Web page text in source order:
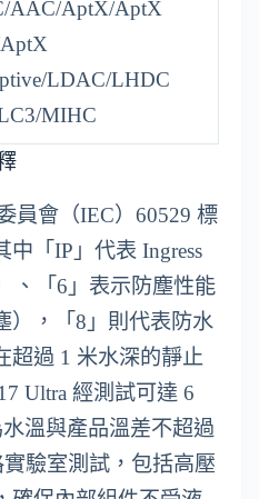
AAC/AptX/AptX
LDAC/LHDC
MIHC
員會（IEC）60529 標
「IP」代表 Ingress
、「6」表示防塵性能
），「8」則代表防水
超過 1 米水深的靜止
Ultra 經測試可達 6
溫與產品溫差不超過
驗室測試，包括高壓